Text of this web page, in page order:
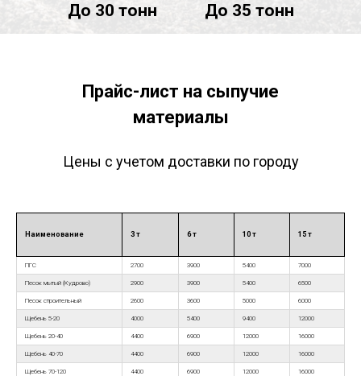
До 30 тонн До 35 тонн
Прайс-лист на сыпучие
материалы
Цены с учетом доставки по городу
Наименование 3 т 6 т 10 т 15 т
ПГС 2700 3900 5400 7000
Песок мытый (Кудрово) 2900 3900 5400 6500
Песок строительный 2600 3600 5000 6000
Щебень 5-20 4000 5400 9400 12000
Щебень 20-40 4400 6900 12000 16000
Щебень 40-70 4400 6900 12000 16000
Щебень 70-120 4400 6900 12000 16000